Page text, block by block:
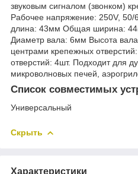
звуковым сигналом (звонком)
Рабочее напряжение: 250V,
длина: 43мм Общая ширина:
Диаметр вала: 6мм Высота
центрами крепежных
отверстий: 4шт. Подходит для
микроволновых печей,
Список совместимых
Универсальный
Скрыть
Характеристики